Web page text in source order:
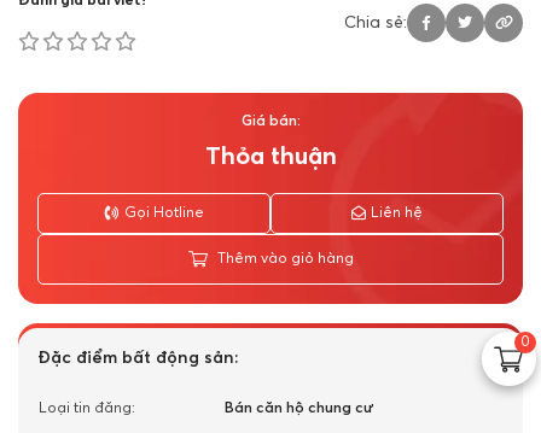
0
Chia sẻ:
Giá bán:
Thỏa thuận
Gọi Hotline Liên hệ
Thêm vào giỏ hàng
Đặc điểm bất động sản:
Loại tin đăng: Bán căn hộ chung cư